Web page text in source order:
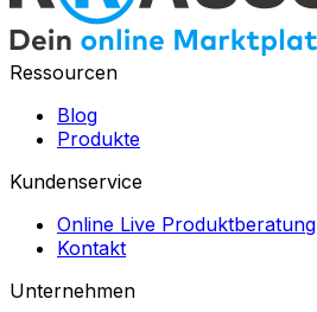
Ressourcen
Blog
Produkte
Kundenservice
Online Live Produktberatung
Kontakt
Unternehmen